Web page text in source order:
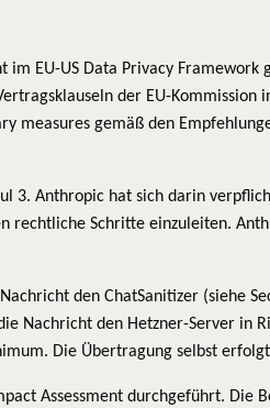
EU-US Data Privacy Framework
der EU-Kommission
measures gemäß den
3. Anthropic hat sich darin
rechtliche Schritte einzuleiten.
den ChatSanitizer (siehe
Nachricht den Hetzner-Server in
Die Übertragung selbst erfolgt
Assessment durchgeführt. Die